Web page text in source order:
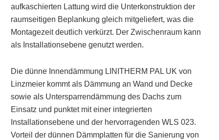
aufkaschierten Lattung wird die Unterkonstruktion der
raumseitigen Beplankung gleich mitgeliefert, was die
Montagezeit deutlich verkürzt. Der Zwischenraum kann
als Installationsebene genutzt werden.
Die dünne Innendämmung LINITHERM PAL UK von
Linzmeier kommt als Dämmung an Wand und Decke
sowie als Untersparrendämmung des Dachs zum
Einsatz und punktet mit einer integrierten
Installationsebene und der hervorragenden WLS 023.
Vorteil der dünnen Dämmplatten für die Sanierung von